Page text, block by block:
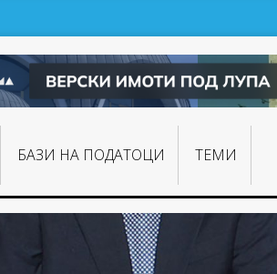
БАЗИ НА ПОДАТОЦИ ТЕМИ